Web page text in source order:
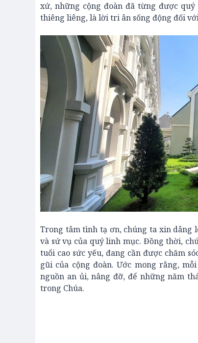
xứ, những cộng đoàn đã từng được
thiêng liêng, là lời tri ân sống động đối
Trong tâm tình tạ ơn, chúng ta xin dâng
và sứ vụ của quý linh mục. Đồng thời,
tuổi cao sức yếu, đang cần được chăm
gũi của cộng đoàn. Ước mong rằng,
nguồn an ủi, nâng đỡ, để những năm
trong Chúa.